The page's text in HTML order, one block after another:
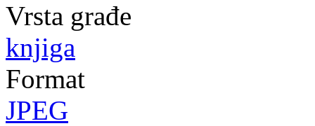
Vrsta građe
knjiga
Format
JPEG